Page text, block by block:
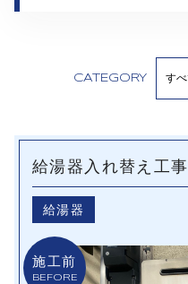
CATEGORY
給湯器入れ替え工事
給湯器
施工前
BEFORE